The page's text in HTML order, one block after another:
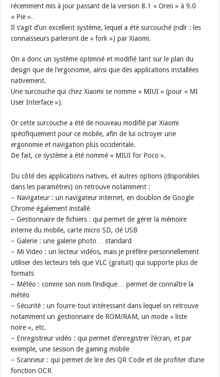
récemment mis à jour passant de la version 8.1 « Oreo » à 9.0
« Pie ».
Il s’agit d’un excellent système, lequel a été surcouché (ndlr : les
connaisseurs parleront de « fork ») par Xiaomi.
On a donc un système optimisé et modifié tant sur le plan du
design que de l’ergonomie, ainsi que des applications installées
nativement.
Une surcouche qui chez Xiaomi se nomme « MIUI » (pour « MI
User Interface »).
Or cette surcouche a été de nouveau modifié par Xiaomi
spécifiquement pour ce mobile, afin de lui octroyer une
ergonomie et navigation plus occidentale.
De fait, ce système a été nommé « MIUI for Poco ».
Du côté des applications natives, et autres options (disponibles
dans les paramètres) on retrouve notamment :
– Navigateur : un navigateur internet, en doublon de Google
Chrome également installé
– Gestionnaire de fichiers : qui permet de gérer la mémoire
interne du mobile, carte micro SD, clé USB
– Galerie : une galerie photo… standard
– Mi Video : un lecteur vidéos, mais je préfère personnellement
utiliser des lecteurs tels que VLC (gratuit) qui supporte plus de
formats
– Météo : comme son nom l’indique… permet de connaître la
météo
– Sécurité : un fourre-tout intéressant dans lequel on retrouve
notamment un gestionnaire de ROM/RAM, un mode « liste
noire », etc.
– Enregistreur vidéo : qui permet d’enregistrer l’écran, et par
exemple, une session de gaming mobile
– Scanneur : qui permet de lire des QR Code et de profiter d’une
fonction OCR